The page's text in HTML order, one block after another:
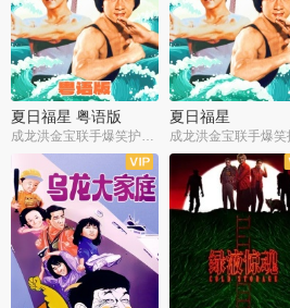
夏日福星 粤语版
成龙洪金宝联手爆笑护美女
夏日福星